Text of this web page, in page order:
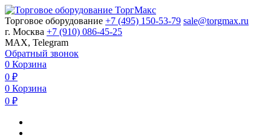
Торговое оборудование +7 (495) 150-53-79 sale@torgmax.ru
г. Москва +7 (910) 086-45-25
MAX, Telegram
Обратный звонок
0 Корзина
0 ₽
0 Корзина
0 ₽